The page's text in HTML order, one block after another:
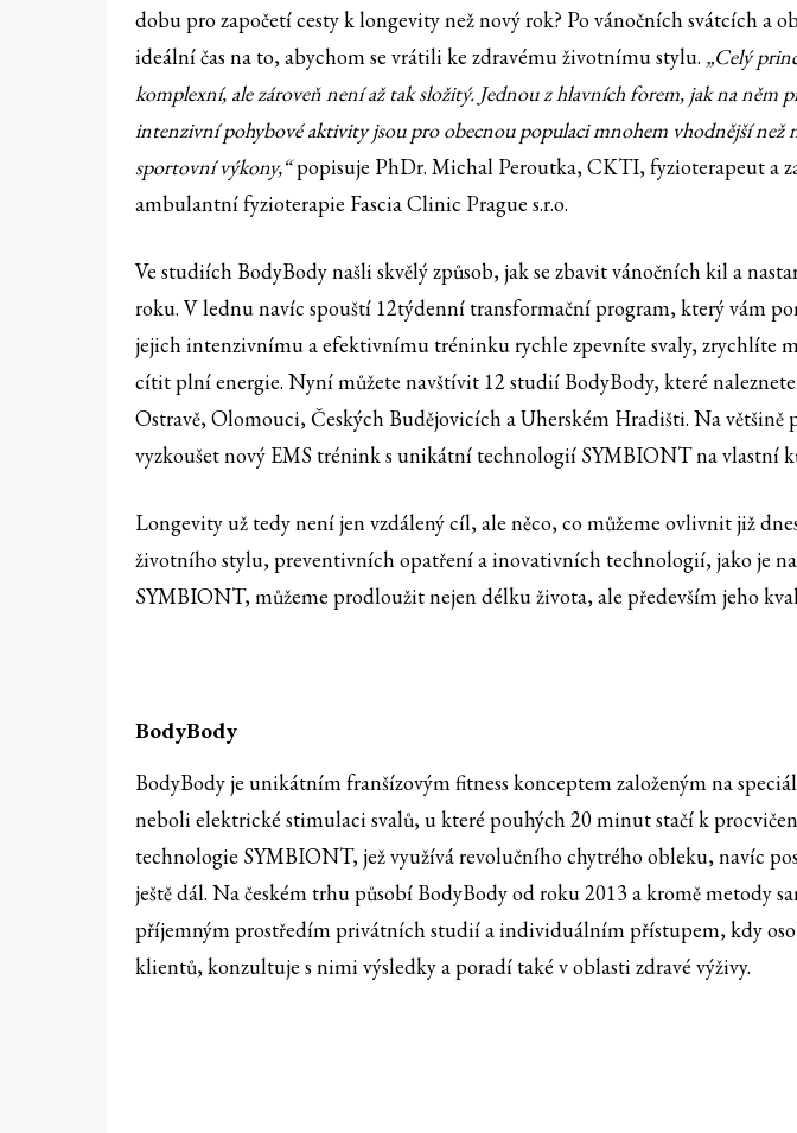
dobu pro započetí cesty k longevity než nový rok? Po vánočních svátcích a
ideální čas na to, abychom se vrátili ke zdravému životnímu stylu. „Celý
komplexní, ale zároveň není až tak složitý. Jednou z hlavních forem, jak na něm
intenzivní pohybové aktivity jsou pro obecnou populaci mnohem vhodnější než
sportovní výkony,“popisuje PhDr. Michal Peroutka, CKTI, fyzioterapeut a
ambulantní fyzioterapie Fascia Clinic Prague s.r.o.
Ve studiích BodyBody našli skvělý způsob, jak se zbavit vánočních kil a
roku. V lednu navíc spouští 12týdenní transformační program, který vám
jejich intenzivnímu a efektivnímu tréninku rychle zpevníte svaly, zrychlíte
cítit plní energie. Nyní můžete navštívit 12 studií BodyBody, které
Ostravě, Olomouci, Českých Budějovicích a Uherském Hradišti. Na většině
vyzkoušet nový EMS trénink s unikátní technologií SYMBIONT na vlastní
Longevity už tedy není jen vzdálený cíl, ale něco, co můžeme ovlivnit již
životního stylu, preventivních opatření a inovativních technologií, jako je
SYMBIONT, můžeme prodloužit nejen délku života, ale především jeho
BodyBody
BodyBody je unikátním franšízovým fitness konceptem založeným na
neboli elektrické stimulaci svalů, u které pouhých 20 minut stačí k
technologie SYMBIONT, jež využívá revolučního chytrého obleku, navíc
ještě dál. Na českém trhu působí BodyBody od roku 2013 a kromě metody
příjemným prostředím privátních studií a individuálním přístupem, kdy
klientů, konzultuje s nimi výsledky a poradí také v oblasti zdravé výživy.